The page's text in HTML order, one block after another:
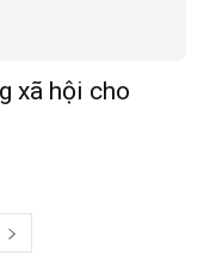
xã hội cho